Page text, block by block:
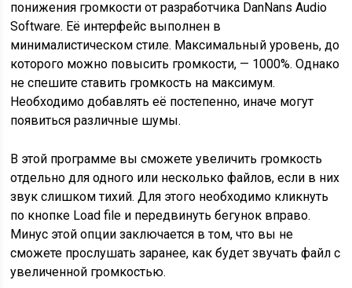
понижения громкости от разработчика DanNans Audio
Software. Её интерфейс выполнен в
минималистическом стиле. Максимальный уровень, до
которого можно повысить громкости, — 1000%. Однако
не спешите ставить громкость на максимум.
Необходимо добавлять её постепенно, иначе могут
появиться различные шумы.
В этой программе вы сможете увеличить громкость
отдельно для одного или несколько файлов, если в них
звук слишком тихий. Для этого необходимо кликнуть
по кнопке Load file и передвинуть бегунок вправо.
Минус этой опции заключается в том, что вы не
сможете прослушать заранее, как будет звучать файл с
увеличенной громкостью.